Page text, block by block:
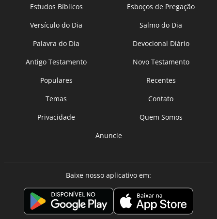
Estudos Bíblicos
Esboços de Pregação
Versículo do Dia
Salmo do Dia
Palavra do Dia
Devocional Diário
Antigo Testamento
Novo Testamento
Populares
Recentes
Temas
Contato
Privacidade
Quem Somos
Anuncie
Baixe nosso aplicativo em: